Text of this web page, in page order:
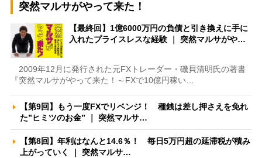
突然マルサがやって来た！
【最終回】1億6000万円の負債と引き換えに手に
入れたプライスレスな経験 ｜ 突然マルサがや…
2009年12月に発行された元FXトレーダー・磯貝清明氏の著書
『突然マルサがやって来た！～FXで10億円稼い…
【第9回】もう一度FXでリベンジ！ 種銭は差し押さえを免れ
た”ヒミツのお金” ｜ 突然マルサ…
【第8回】年利はなんと14.6％！ 毎日5万円超の延滞税が積み
上がっていく ｜ 突然マルサ…